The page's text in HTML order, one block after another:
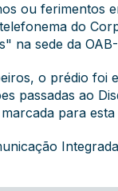
ou ferimentos
do
na sede da
o prédio foi
passadas ao
para